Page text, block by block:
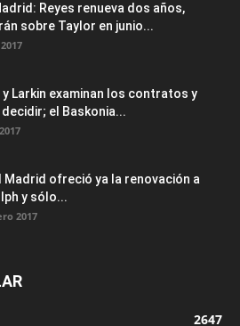
Reyes renueva dos años,
sobre Taylor en junio...
y Larkin examinan los contratos y
el Baskonia...
Madrid ofreció ya la renovación a
y sólo...
2017
2647